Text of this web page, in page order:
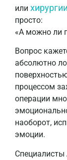
или
просто:
«А можно ли
Вопрос
абсолютно
процессом
операции
наоборот,
эмоции.
Специалисты